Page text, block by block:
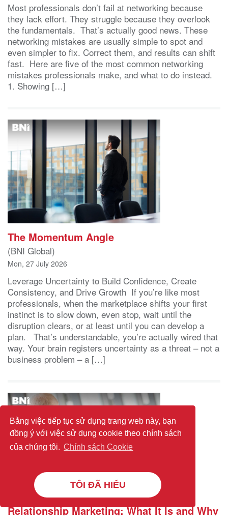
Bằng việc tiếp tục sử dụng trang web này, bạn
đồng ý với việc sử dụng cookie theo chính sách
của chúng tôi. Chính sách Cookie
TÔI ĐÃ HIỂU
Most professionals don’t fail at networking because
they lack effort. They struggle because they overlook
the fundamentals. That’s actually good news. These
networking mistakes are usually simple to spot and
even simpler to fix. Correct them, and results can shift
fast. Here are five of the most common networking
mistakes professionals make, and what to do instead.
1. Showing […]
The Momentum Angle
(BNI Global)
Mon, 27 July 2026
Leverage Uncertainty to Build Confidence, Create
Consistency, and Drive Growth If you’re like most
professionals, when the marketplace shifts your first
instinct is to slow down, even stop, wait until the
disruption clears, or at least until you can develop a
plan. That’s understandable, you’re actually wired that
way. Your brain registers uncertainty as a threat – not a
business problem – a […]
Relationship Marketing: What It Is and Why